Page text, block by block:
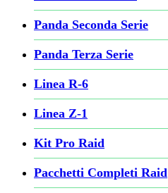
Panda Seconda Serie
Panda Terza Serie
Linea R-6
Linea Z-1
Kit Pro Raid
Pacchetti Completi Raid